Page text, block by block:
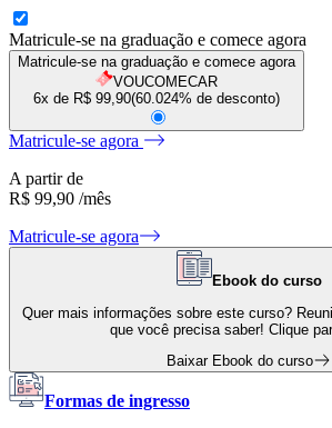
Matricule-se na graduação e comece agora
Matricule-se na graduação e comece agora
VOUCOMECAR
6x de R$ 99,90(60.024% de desconto)
Matricule-se agora
A partir de
R$ 99,90 /mês
Matricule-se agora
Ebook do curso
Quer mais informações sobre este curso?
que você precisa saber! Clique
Baixar Ebook do curso
Formas de ingresso